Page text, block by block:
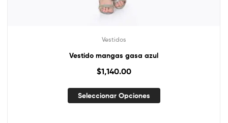
Vestidos
Vestido mangas gasa azul
$1,140.00
Seleccionar Opciones